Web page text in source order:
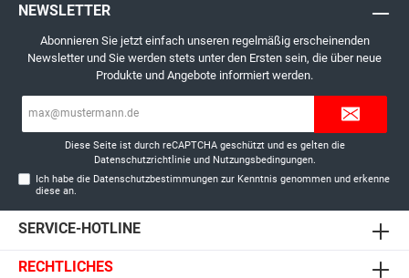
NEWSLETTER
Abonnieren Sie jetzt einfach unseren regelmäßig erscheinenden
Newsletter und Sie werden stets unter den Ersten sein, die über neue
Produkte und Angebote informiert werden.
Diese Seite ist durch reCAPTCHA geschützt und es gelten die
Datenschutzrichtlinieund Nutzungsbedingungen.
Ich habe die Datenschutzbestimmungen zur Kenntnis genommen und erkenne
diese an.
SERVICE-HOTLINE
RECHTLICHES